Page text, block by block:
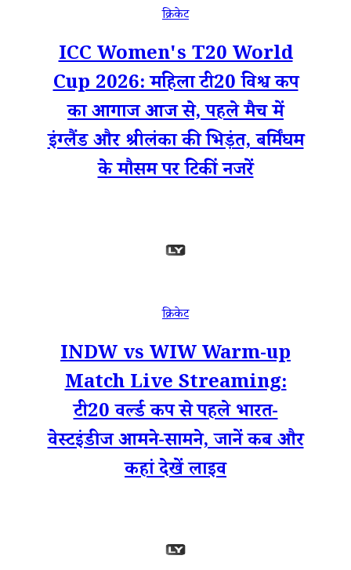
क्रिकेट
ICC Women's T20 World
Cup 2026: महिला टी20 विश्व कप
का आगाज आज से, पहले मैच में
इंग्लैंड और श्रीलंका की भिड़ंत, बर्मिंघम
के मौसम पर टिकीं नजरें
क्रिकेट
INDW vs WIW Warm-up
Match Live Streaming:
टी20 वर्ल्ड कप से पहले भारत-
वेस्टइंडीज आमने-सामने, जानें कब और
कहां देखें लाइव